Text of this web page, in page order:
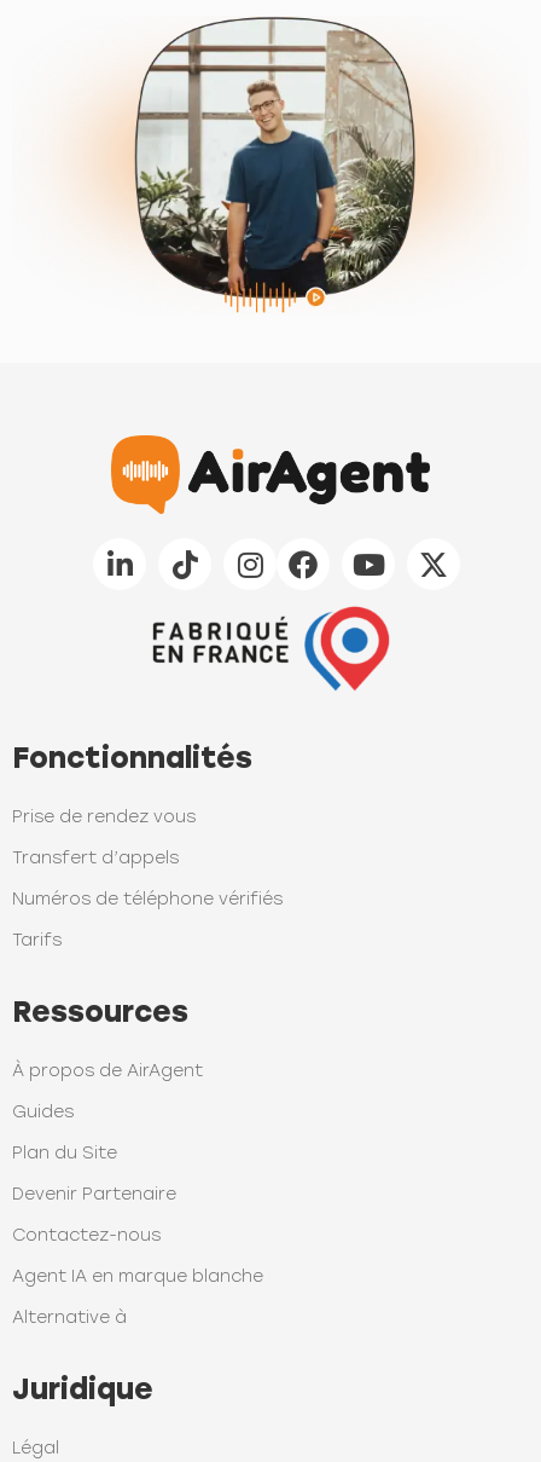
Fonctionnalités
Prise de rendez vous
Transfert d’appels
Numéros de téléphone vérifiés
Tarifs
Ressources
À propos de AirAgent
Guides
Plan du Site
Devenir Partenaire
Contactez-nous
Agent IA en marque blanche
Alternative à
Juridique
Légal